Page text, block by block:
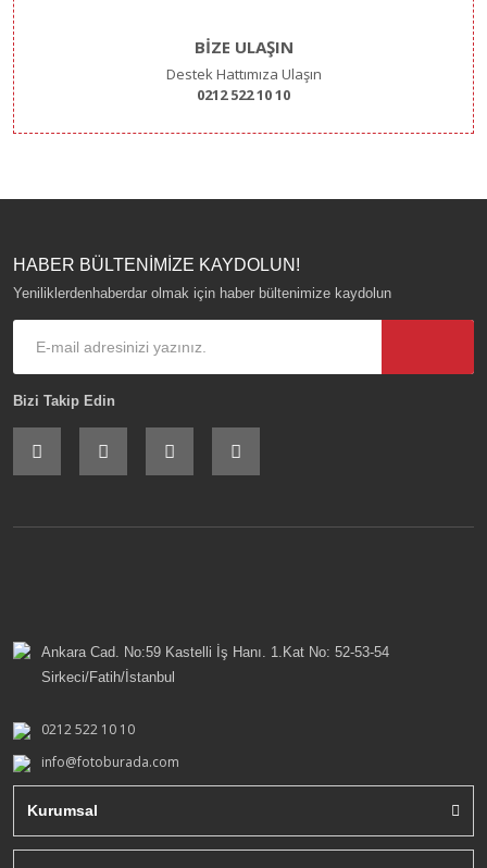
BİZE ULAŞIN
Destek Hattımıza Ulaşın
0212 522 10 10
HABER BÜLTENİMİZE KAYDOLUN!
Yeniliklerdenhaberdar olmak için haber bültenimize kaydolun
Bizi Takip Edin
Ankara Cad. No:59 Kastelli İş Hanı. 1.Kat No: 52-53-54
Sirkeci/Fatih/İstanbul
0212 522 10 10
info@fotoburada.com
Kurumsal